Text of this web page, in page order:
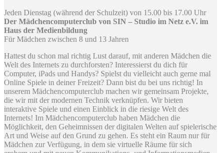
Jeden Dienstag (während der Schulzeit) von 15.00 bis 17.00 Uhr
Der Mädchencomputerclub von SIN – Studio im Netz e.V. im
Haus der Medienbildung
Für Mädchen zwischen 8 und 13 Jahren
Hattest du schon mal richtig Lust darauf, mit anderen Mädchen die
Welt des Internets zu durchforsten? Interessierst du dich für
Computer, iPads und Handys? Spielst du vielleicht auch gerne mal
Online Spiele in deiner Freizeit? Dann bist du bei uns richtig! In
unserem Mädchencomputerclub machen wir gemeinsam Projekte,
die wir mit der modernen Technik verknüpfen. Wir bieten
interaktive Spiele und einen Einblick in die riesige Welt des
Internets! Im Mädchencomputerclub haben Mädchen die
Möglichkeit, den Geheimnissen der digitalen Welten auf spielerische
Art und Weise auf den Grund zu gehen. Es steht ein Raum nur für
Mädchen zur Verfügung, in dem sie virtuelle Räume für sich